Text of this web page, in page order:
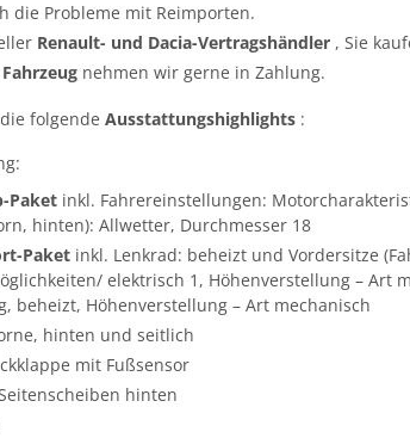
die Probleme mit Reimporten.
Renault- und Dacia-Vertragshändler , Sie
nehmen wir gerne in Zahlung.
folgende Ausstattungshighlights :
Paket inkl. Fahrereinstellungen:
hinten): Allwetter, Durchmesser 18
Paket inkl. Lenkrad: beheizt und Vordersitze
elektrisch 1, Höhenverstellung – Art
beheizt, Höhenverstellung – Art mechanisch
hinten und seitlich
mit Fußsensor
hinten